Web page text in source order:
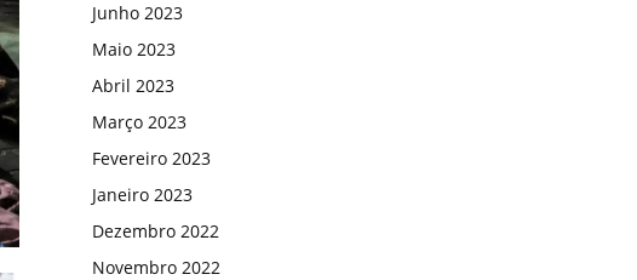
Junho 2023
Maio 2023
Abril 2023
Março 2023
Fevereiro 2023
Janeiro 2023
Dezembro 2022
Novembro 2022